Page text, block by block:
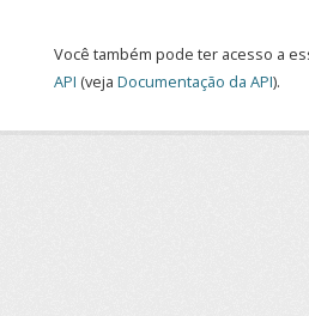
Você também pode ter acesso a
API (veja Documentação da API).